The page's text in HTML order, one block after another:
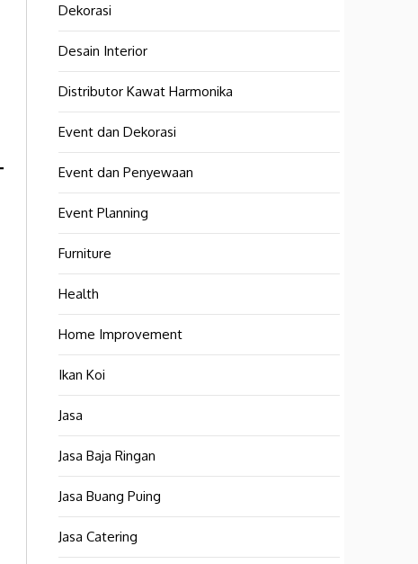
Dekorasi
Desain Interior
Distributor Kawat Harmonika
Event dan Dekorasi
Event dan Penyewaan
Event Planning
Furniture
Health
Home Improvement
Ikan Koi
Jasa
Jasa Baja Ringan
Jasa Buang Puing
Jasa Catering